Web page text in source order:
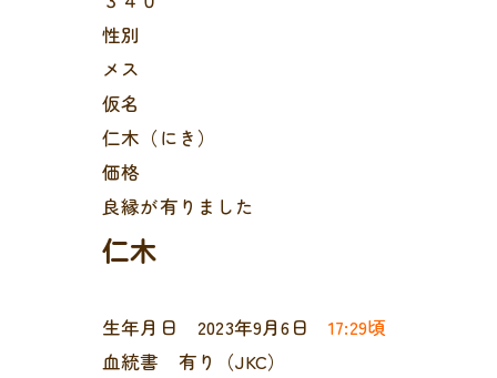
性別
メス
仮名
仁木（にき）
価格
良縁が有りました
仁木
生年月日 2023年9月6日 17:29頃
血統書 有り（JKC）